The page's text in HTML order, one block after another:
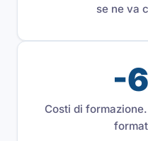
se ne va
-
Costi di